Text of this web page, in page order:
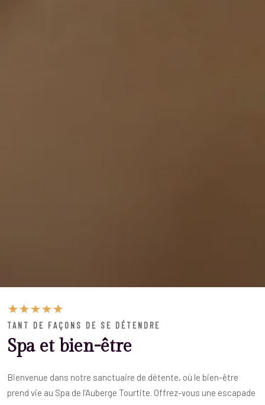
TANT DE FAÇONS DE SE DÉTENDRE
Spa et bien-être
Bienvenue dans notre sanctuaire de détente, où le bien-être
prend vie au Spa de l’Auberge Tourtite. Offrez-vous une escapade